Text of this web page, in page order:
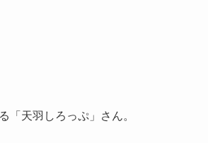
「天羽しろっぷ」さん。